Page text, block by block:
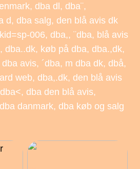
dba dl, dba¨,
d, dba salg, den blå avis dk
006, dba,, ¨dba, blå avis
dba..dk, køb på dba, dba.,dk,
avis, ´dba, m dba dk, dbå,
web, dba,.dk, den blå avis
dba den blå avis,
danmark, dba køb og salg